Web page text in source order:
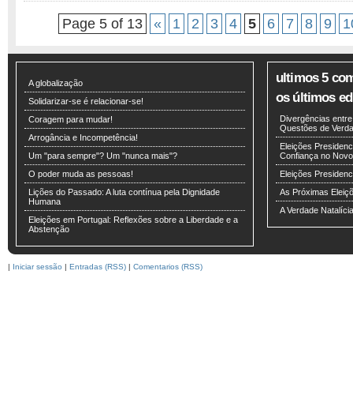
Page 5 of 13 « 1 2 3 4 5 6 7 8 9
A globalização
Solidarizar-se é relacionar-se!
Coragem para mudar!
Arrogância e Incompetência!
Um "para sempre"? Um "nunca mais"?
O poder muda as pessoas!
Lições do Passado: A luta contínua pela Dignidade
Humana
Eleições em Portugal: Reflexões sobre a Liberdade e a
Abstenção
ultimos 5
os últimos
Divergências
Questões de
Eleições
Confiança no
Eleições
As Próximas
A Verdade
| Iniciar sessão | Entradas (RSS) | Comentarios (RSS)